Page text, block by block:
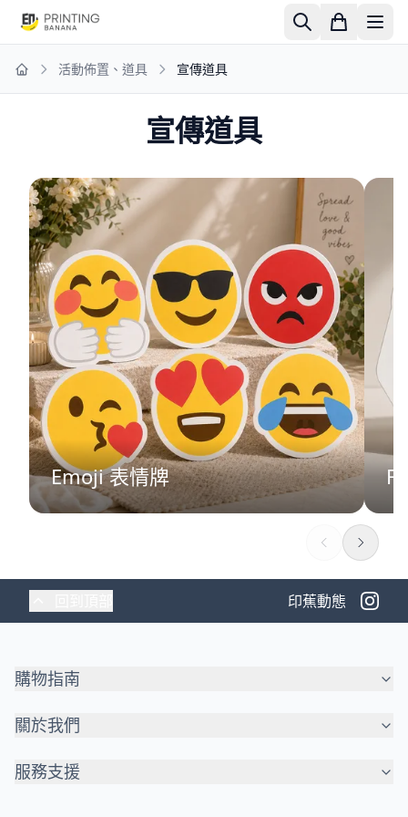
Home 活動佈置、道具 宣傳道具
宣傳道具
Emoji 表情牌
印蕉動態
購物指南
關於我們
服務支援